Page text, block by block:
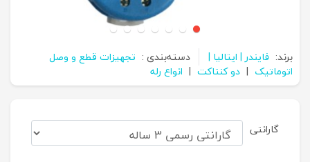
برند: فایندر | ایتالیا | دسته‌بندی : تجهیزات قطع و وصل
اتوماتیک | دو کنتاکت | انواع رله
گارانتی